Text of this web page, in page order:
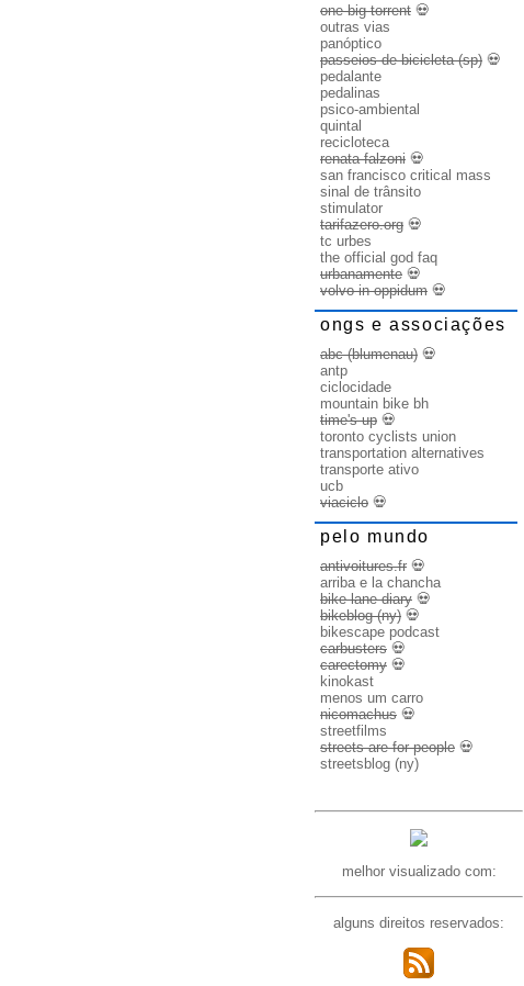
one big torrent 💀
outras vias
panóptico
passeios de bicicleta (sp) 💀
pedalante
pedalinas
psico-ambiental
quintal
recicloteca
renata falzoni 💀
san francisco critical mass
sinal de trânsito
stimulator
tarifazero.org 💀
tc urbes
the official god faq
urbanamente 💀
volvo in oppidum 💀
ongs e associações
abc (blumenau) 💀
antp
ciclocidade
mountain bike bh
time's up 💀
toronto cyclists union
transportation alternatives
transporte ativo
ucb
viaciclo 💀
pelo mundo
antivoitures.fr 💀
arriba e la chancha
bike lane diary 💀
bikeblog (ny) 💀
bikescape podcast
carbusters 💀
carectomy 💀
kinokast
menos um carro
nicomachus 💀
streetfilms
streets are for people 💀
streetsblog (ny)
melhor visualizado com:
alguns direitos reservados: